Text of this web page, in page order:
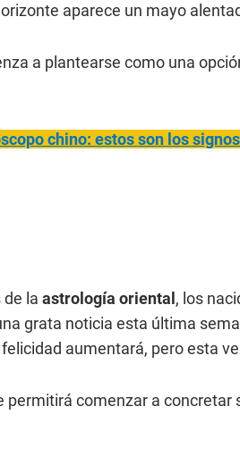
aparece un mayo
a plantearse como una
chino: estos son los
la astrología oriental , los
grata noticia esta última
aumentará, pero esta
permitirá comenzar a concretar